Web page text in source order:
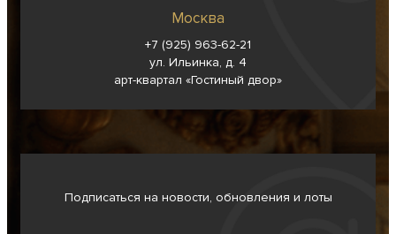
Москва
+7 (925) 963-62-21
ул. Ильинка, д. 4
арт-квартал «Гостиный двор»
Подписаться на новости, обновления и лоты